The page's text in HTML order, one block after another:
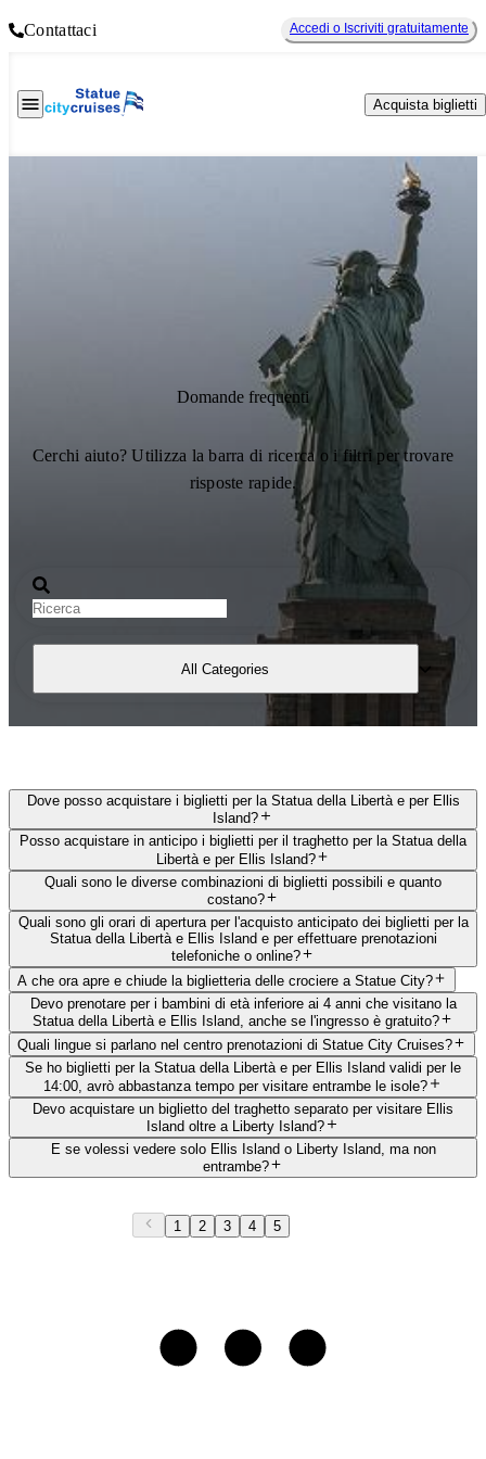
Contattaci Accedi o Iscriviti gratuitamente
Acquista biglietti
Domande frequenti
Cerchi aiuto? Utilizza la barra di ricerca o i filtri per trovare
risposte rapide.
All Categories
Dove posso acquistare i biglietti per la Statua della Libertà e per Ellis
Island?
Posso acquistare in anticipo i biglietti per il traghetto per la Statua della
Libertà e per Ellis Island?
Quali sono le diverse combinazioni di biglietti possibili e quanto
costano?
Quali sono gli orari di apertura per l'acquisto anticipato dei biglietti per la
Statua della Libertà e Ellis Island e per effettuare prenotazioni
telefoniche o online?
A che ora apre e chiude la biglietteria delle crociere a Statue City?
Devo prenotare per i bambini di età inferiore ai 4 anni che visitano la
Statua della Libertà e Ellis Island, anche se l'ingresso è gratuito?
Quali lingue si parlano nel centro prenotazioni di Statue City Cruises?
Se ho biglietti per la Statua della Libertà e per Ellis Island validi per le
14:00, avrò abbastanza tempo per visitare entrambe le isole?
Devo acquistare un biglietto del traghetto separato per visitare Ellis
Island oltre a Liberty Island?
E se volessi vedere solo Ellis Island o Liberty Island, ma non
entrambe?
1 2 3 4 5